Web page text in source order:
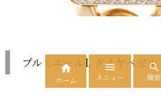
プルミエールL ダイヤベゼル

ホーム

メニュー

検索